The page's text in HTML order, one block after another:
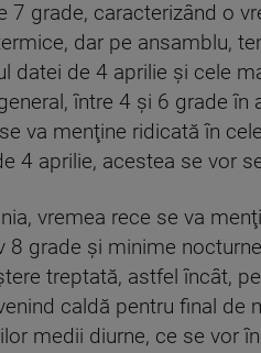
7 grade, caracterizând o
dar pe ansamblu,
datei de 4 aprilie şi cele
între 4 şi 6 grade
va menţine ridicată în
4 aprilie, acestea se vor
vremea rece se va
8 grade şi minime
treptată, astfel încât,
caldă pentru final de
medii diurne, ce se vor